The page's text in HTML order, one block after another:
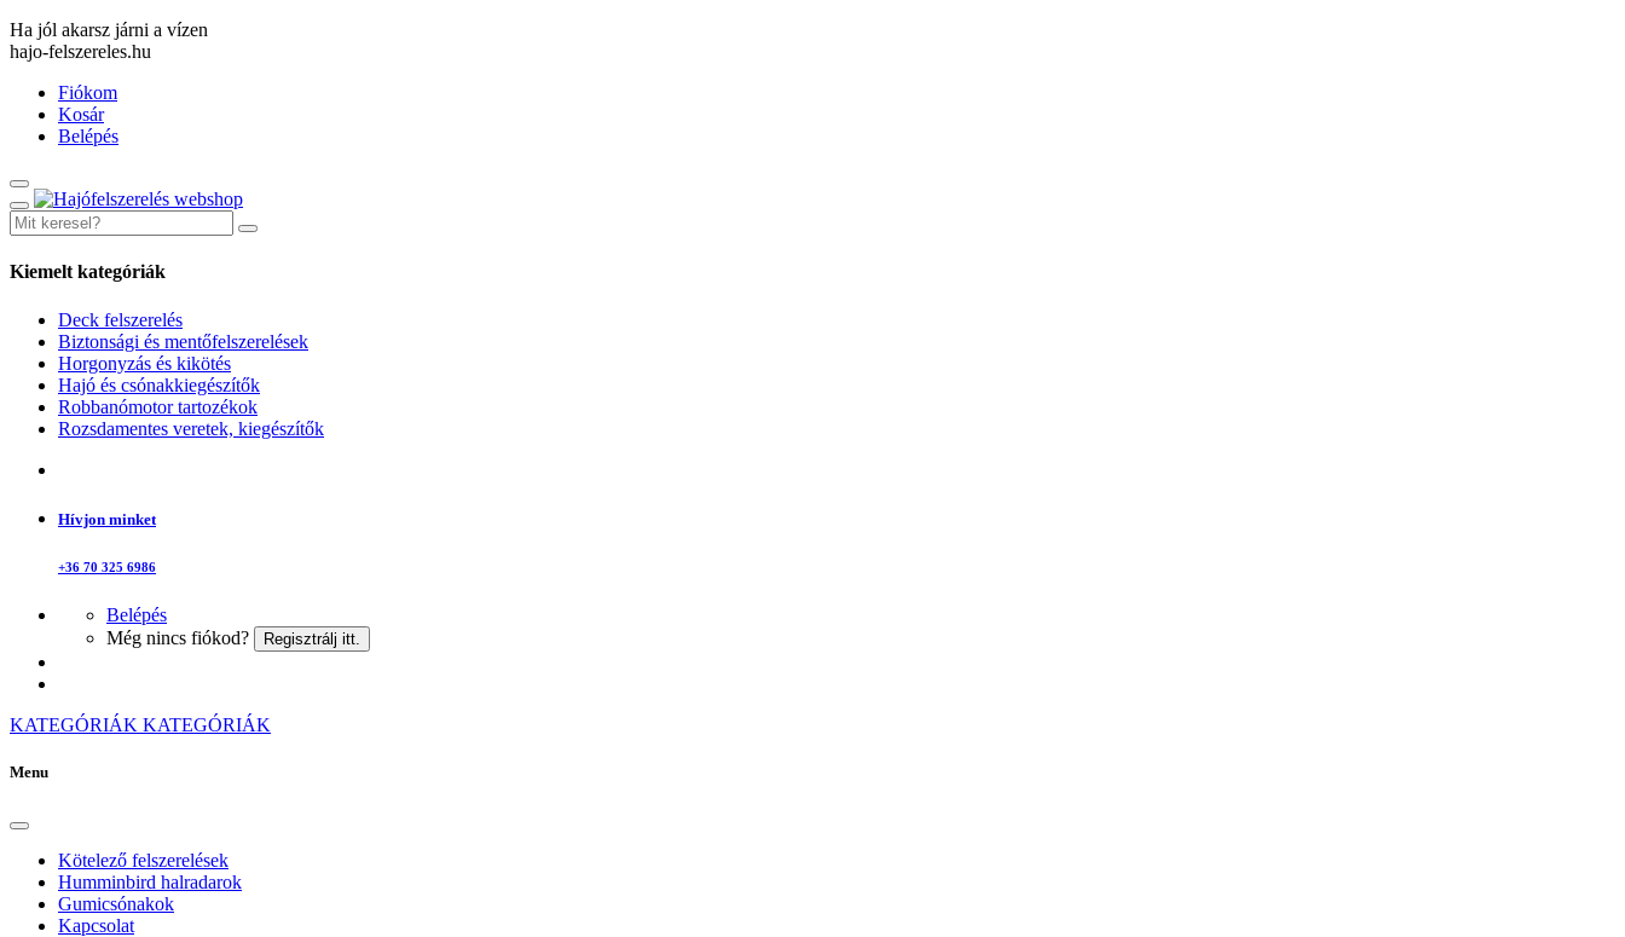
Ha jól akarsz járni a vízen
hajo-felszereles.hu
Fiókom
Kosár
Belépés
Kiemelt kategóriák
Deck felszerelés
Biztonsági és mentőfelszerelések
Horgonyzás és kikötés
Hajó és csónakkiegészítők
Robbanómotor tartozékok
Rozsdamentes veretek, kiegészítők
Hívjon minket
+36 70 325 6986
Belépés
Még nincs fiókod?
Regisztrálj itt.
KATEGÓRIÁK KATEGÓRIÁK
Menu
Kötelező felszerelések
Humminbird halradarok
Gumicsónakok
Kapcsolat